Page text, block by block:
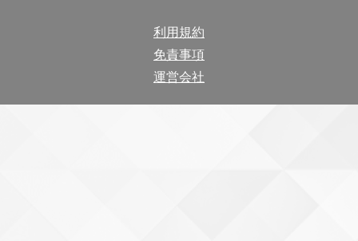
利用規約
免責事項
運営会社